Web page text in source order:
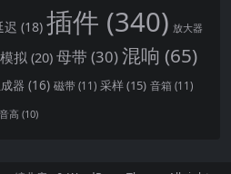
迟 (18) 插件 (340) 放大器
模拟 (20) 母带 (30)混响 (65)
器 (16) 磁带 (11) 采样(15) 音箱 (11)
音高 (10)